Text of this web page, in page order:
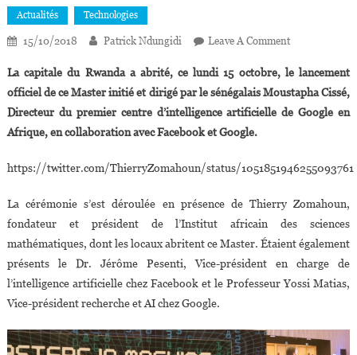
Actualités Technologies
15/10/2018 Patrick Ndungidi Leave A CommentOn
Master
En
Intelligence
Lancé
Kigali
La capitale du Rwanda a abrité, ce lundi 15 octobre, le lancement
officiel de ce Master initié et dirigé par le sénégalais Moustapha Cissé,
Directeur du premier centre d’intelligence artificielle de Google en
Afrique, en collaboration avec Facebook et Google.
https://twitter.com/ThierryZomahoun/status/1051851946255093761
La cérémonie s’est déroulée en présence de Thierry Zomahoun,
fondateur et président de l’Institut africain des sciences
mathématiques, dont les locaux abritent ce Master. Étaient également
présents le Dr. Jérôme Pesenti, Vice-président en charge de
l’intelligence artificielle chez Facebook et le Professeur Yossi Matias,
Vice-président recherche et AI chez Google.